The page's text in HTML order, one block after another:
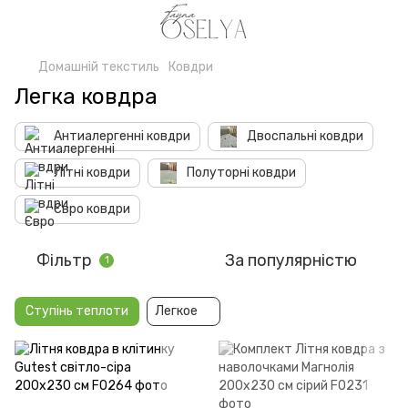
Домашній текстиль Ковдри
Легка ковдра
Антиалергенні ковдри Двоспальні ковдри
Літні ковдри Полуторні ковдри
Євро ковдри
Фільтр 1 За популярністю
Ступінь теплоти Легкое